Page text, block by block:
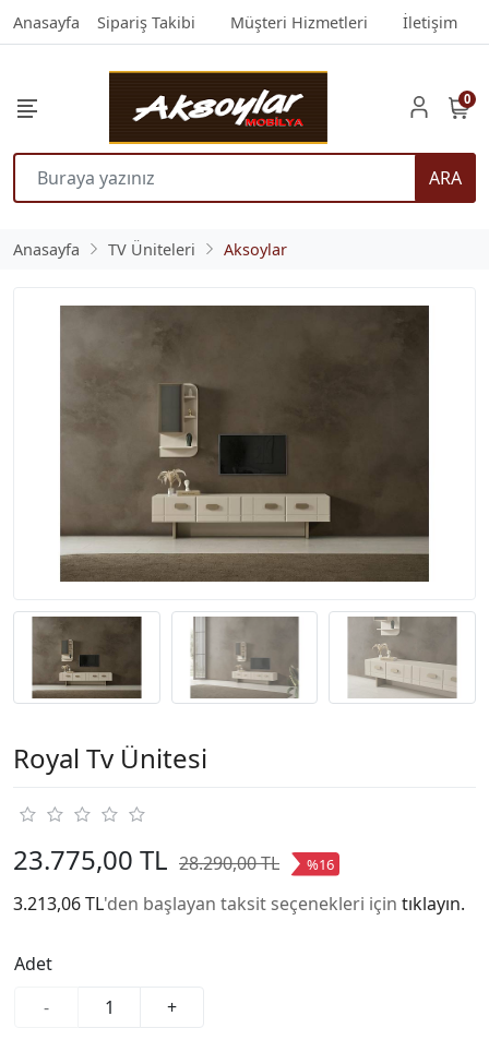
Anasayfa Sipariş Takibi Müşteri Hizmetleri İletişim
ARA
0
Anasayfa TV Üniteleri Aksoylar
Royal Tv Ünitesi
23.775,00 TL 28.290,00 TL %16
3.213,06 TL'den başlayan taksit seçenekleri için tıklayın.
Adet
-
+